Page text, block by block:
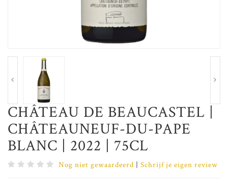
CHÂTEAU DE BEAUCASTEL |
CHÂTEAUNEUF-DU-PAPE
BLANC | 2022 | 75CL
Nog niet gewaardeerd | Schrijf je eigen review